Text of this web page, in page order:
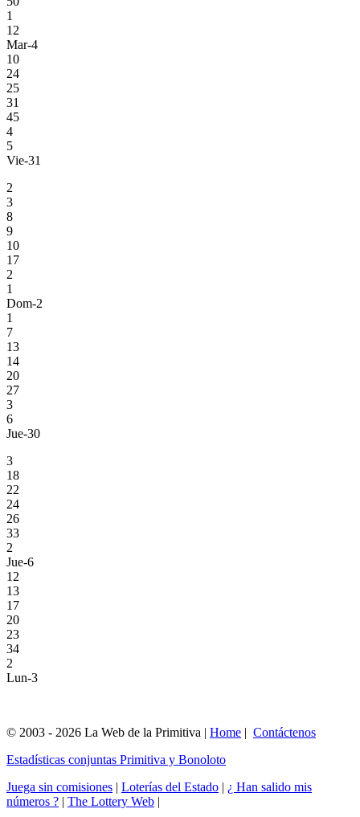
1
12
Mar-4
10
24
25
31
45
4
5
Vie-31
2
3
8
9
10
17
2
1
Dom-2
1
7
13
14
20
27
3
6
Jue-30
3
18
22
24
26
33
2
Jue-6
12
13
17
20
23
34
2
Lun-3
© 2003 - 2026 La Web de la Primitiva | Home | Contáctenos
Estadísticas conjuntas Primitiva y Bonoloto
Juega sin comisiones | Loterías del Estado | ¿ Han salido mis
números ? | The Lottery Web |